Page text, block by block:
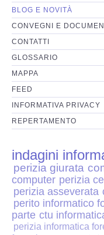
Perizia su
Perizia Web
Perizia Host e
Perizia
Perizia Disp.
Perizia Stalking
Perizia Cyber
Incarichi CTU e
BLOG E NOVITÀ
CONVEGNI E
CONTATTI
GLOSSARIO
MAPPA
FEED
INFORMATIVA PRIVACY
REPERTAMENTO
indagini
perizia giurata
computer perizia
perizia asseverata
perito informatico
parte ctu
perizia informatica